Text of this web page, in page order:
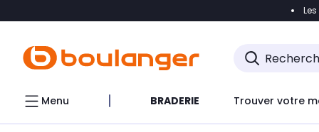
Accéder
Menu BRADERIE Trouver votre